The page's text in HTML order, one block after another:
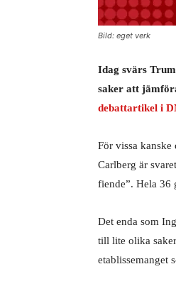
Bild: eget verk
Idag svärs
saker att
debattartikel i
För vissa
Carlberg är
fiende”. Hela 36
Det enda som
till lite olika
etablissemanget